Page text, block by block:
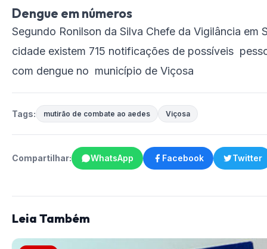
Dengue em números
Segundo Ronilson da Silva Chefe da Vigilância em
cidade existem 715 notificações de possíveis
com dengue no município de Viçosa
Tags: mutirão de combate ao aedes Viçosa
Compartilhar: WhatsApp Facebook Twitter
Leia Também